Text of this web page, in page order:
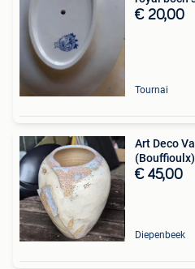
€ 20,00
Tournai
Art Deco
(Bouffioulx)
€ 45,00
Diepenbeek